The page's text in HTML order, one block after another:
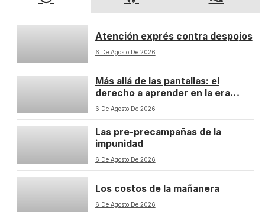
Atención exprés contra despojos
6 De Agosto De 2026
Más allá de las pantallas: el
derecho a aprender en la era
digital
6 De Agosto De 2026
Las pre-precampañas de la
impunidad
6 De Agosto De 2026
Los costos de la mañanera
6 De Agosto De 2026